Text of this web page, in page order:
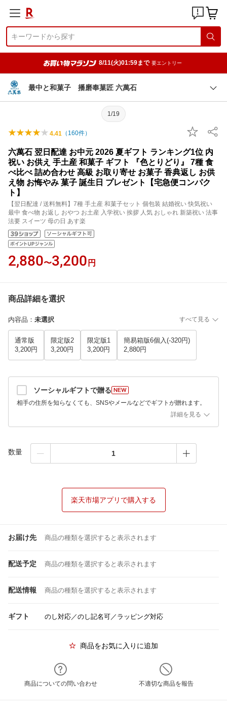
8/11(火)01:59まで 要エントリー
最中と和菓子 播磨奉菓匠 六萬石
1/19
4.41 （ 160件）
六萬石 翌日配達 お中元 2026 夏ギフト ランキング1位 内
祝い お供え 手土産 和菓子 ギフト 『色とりどり』 7種 食
べ比べ 詰め合わせ 高級 お取り寄せ お菓子 香典返し お供
え物 お悔やみ 菓子 誕生日 プレゼント【宅急便コンパク
ト】
【翌日配達 / 送料無料】7種 手土産 和菓子セット 個包装 結婚祝い 快気祝い
最中 食べ物 お返し おやつ お土産 入学祝い 挨拶 人気 おしゃれ 新築祝い 法事
法要 スイーツ 母の日 あす楽
2,880〜3,200 円
商品詳細を選択
内容品 ： 未選択 すべて見る
通常版
3,200円
限定版2
3,200円
限定版1
3,200円
簡易箱版6個入(-320円)
2,880円
ソーシャルギフトで贈る
相手の住所を知らなくても、SNSやメールなどでギフトが贈れます。
詳細を見る
数量
楽天市場アプリで購入する
お届け先 商品の種類を選択すると表示されます
配送予定 商品の種類を選択すると表示されます
配送情報 商品の種類を選択すると表示されます
ギフト のし対応／のし記名可／ラッピング対応
商品をお気に入りに追加
商品についての問い合わせ 不適切な商品を報告